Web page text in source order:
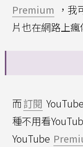
Premium ，
片也在網路上瘋
而訂閱
種不用看
YouTube